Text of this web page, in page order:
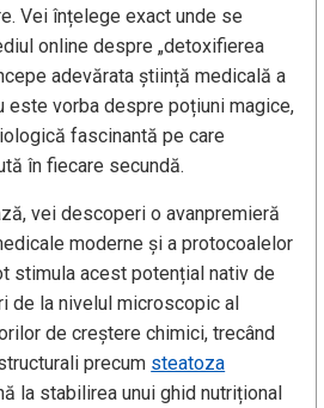
Vei înțelege exact unde se
online despre „detoxifierea
adevărata știință medicală a
este vorba despre poțiuni magice,
fascinantă pe care
în fiecare secundă.
vei descoperi o avanpremieră
moderne și a protocoalelor
stimula acest potențial nativ de
de la nivelul microscopic al
de creștere chimici, trecând
precum steatoza
la stabilirea unui ghid nutrițional